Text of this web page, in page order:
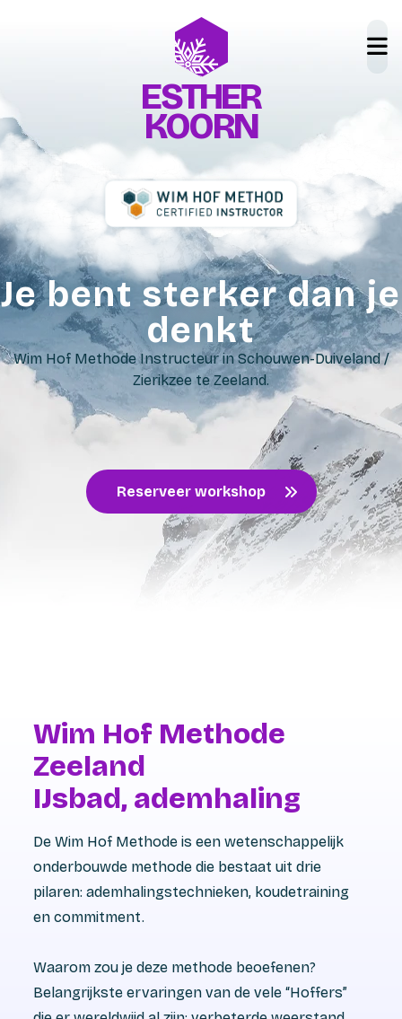
ESTHER
KOORN
Je bent sterker dan je
denkt
Wim Hof Methode Instructeur in Schouwen-Duiveland /
Zierikzee te Zeeland.
Reserveer workshop
Wim Hof Methode
Zeeland
IJsbad, ademhaling
De Wim Hof Methode is een wetenschappelijk
onderbouwde methode die bestaat uit drie
pilaren: ademhalingstechnieken, koudetraining
en commitment.
Waarom zou je deze methode beoefenen?
Belangrijkste ervaringen van de vele “Hoffers”